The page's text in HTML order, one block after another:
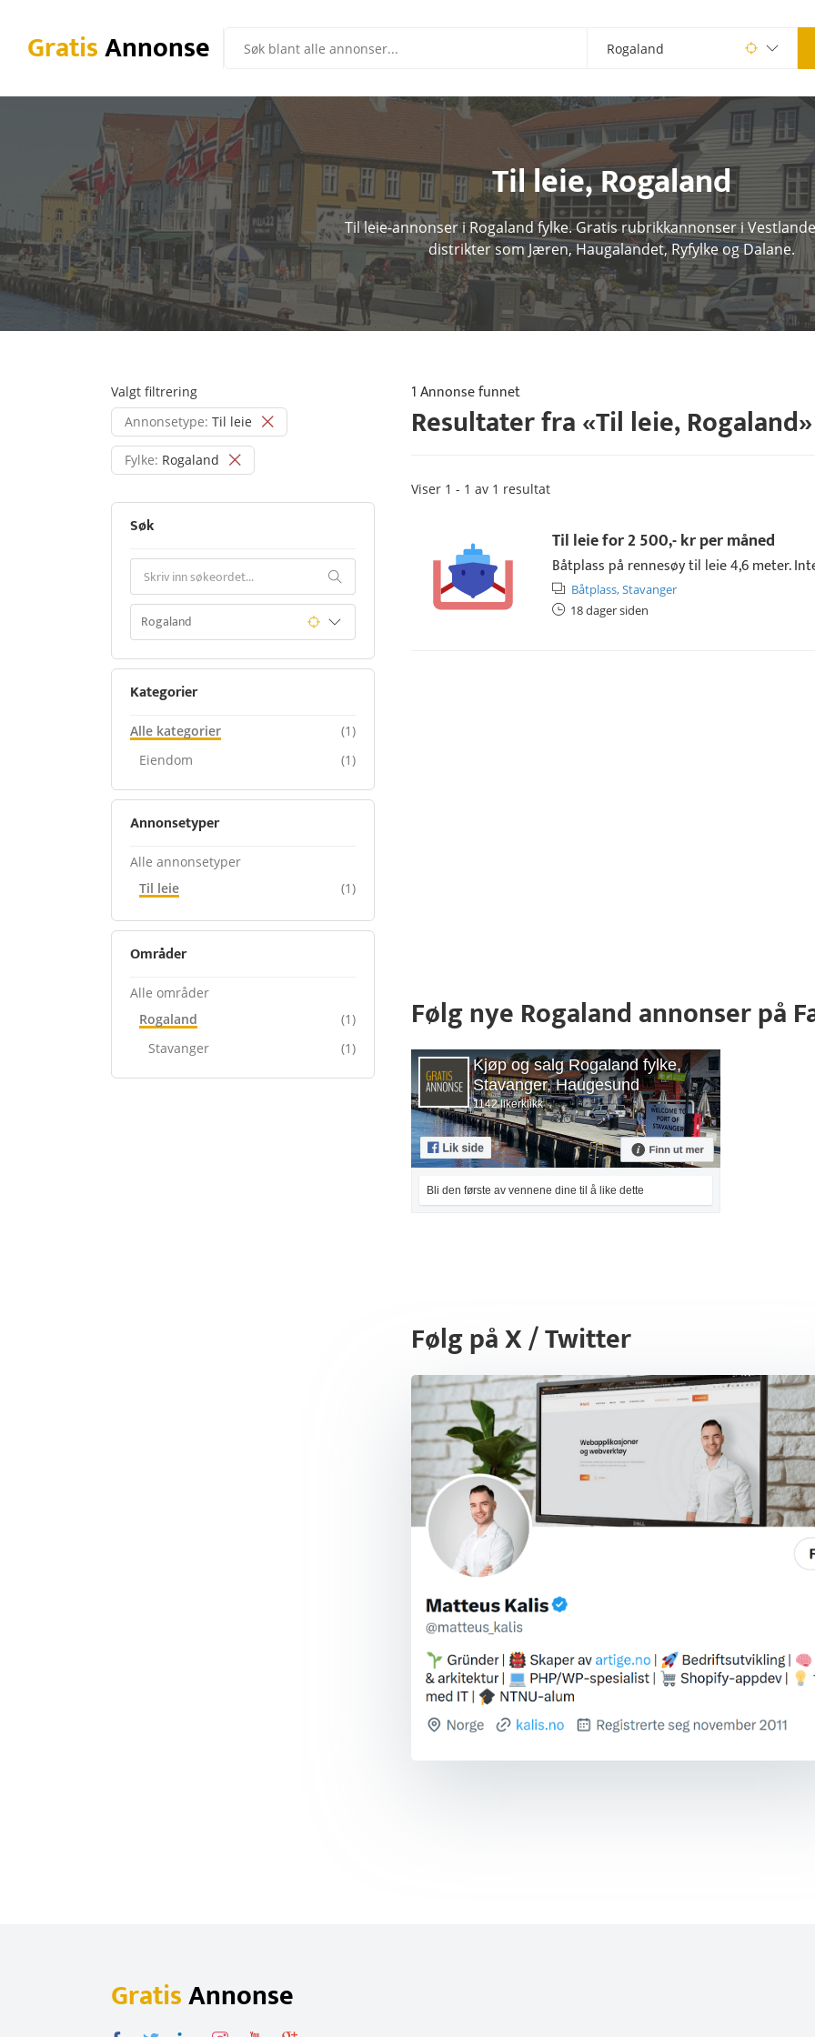
GratisAnnonse
Til leie,Rogaland
Til leie-annonser i Rogaland fylke. Gratis rubrikkannonser i
distrikter som Jæren, Haugalandet, Ryfylke og Dalane.
Valgt filtrering
Annonsetype: Til leie
Fylke: Rogaland
Søk
Kategorier
Alle kategorier
(1)
Eiendom
(1)
Annonsetyper
Alle annonsetyper
Til leie
(1)
Områder
Alle områder
Rogaland
(1)
Stavanger
(1)
1 Annonse funnet
Resultater fra «Til leie,Rogaland»
Viser 1 - 1 av 1 resultat
Til leie for2 500,- krper måned
Båtplass på rennesøy til leie 4,6 meter.
Båtplass,Stavanger
18 dager siden
Følg nye Rogaland annonser på
Kjøp og salg Rogaland fylke,
Stavanger, Haugesund
1142 likerklikk
Bli den første av vennene dine til å like dette
Følg på X / Twitter
GratisAnnonse